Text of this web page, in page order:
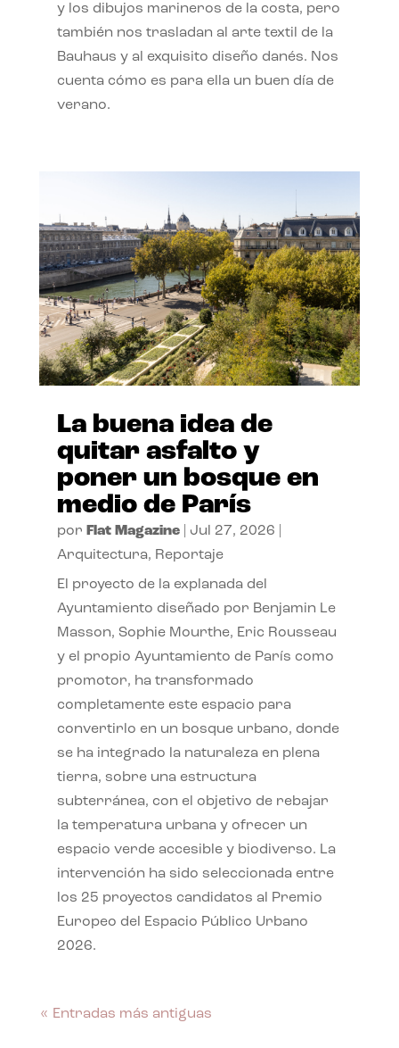
y los dibujos marineros de la costa, pero
también nos trasladan al arte textil de la
Bauhaus y al exquisito diseño danés. Nos
cuenta cómo es para ella un buen día de
verano.
La buena idea de
quitar asfalto y
poner un bosque en
medio de París
por Flat Magazine| Jul 27, 2026
Arquitectura, Reportaje
El proyecto de la explanada del
Ayuntamiento diseñado por Benjamin Le
Masson, Sophie Mourthe, Eric Rousseau
y el propio Ayuntamiento de París como
promotor, ha transformado
completamente este espacio para
convertirlo en un bosque urbano, donde
se ha integrado la naturaleza en plena
tierra, sobre una estructura
subterránea, con el objetivo de rebajar
la temperatura urbana y ofrecer un
espacio verde accesible y biodiverso. La
intervención ha sido seleccionada entre
los 25 proyectos candidatos al Premio
Europeo del Espacio Público Urbano
2026.
« Entradas más antiguas